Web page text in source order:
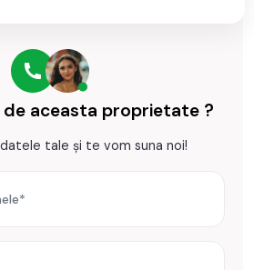
aceasta proprietate ?
tale și te vom suna noi!